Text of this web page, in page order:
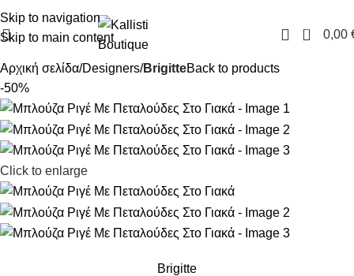
Skip to navigation
Skip to main content
0 0,00
Αρχική σελίδα Designers BrigitteBack to products
-50%
Click to enlarge
Brigitte